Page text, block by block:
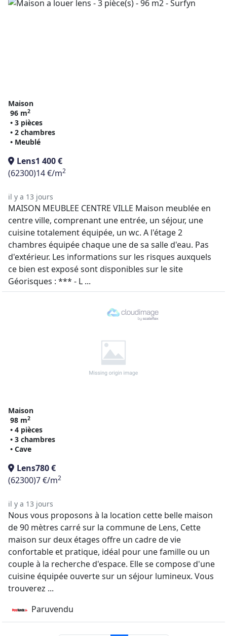
Maison
96 m2
• 3 pièces
• 2 chambres
• Meublé
Lens1 400 €
(62300)14 €/m2
il y a 13 jours
MAISON MEUBLEE CENTRE VILLE Maison meublée en
centre ville, comprenant une entrée, un séjour, une
cuisine totalement équipée, un wc. A l'étage 2
chambres équipée chaque une de sa salle d'eau. Pas
d'extérieur. Les informations sur les risques auxquels
ce bien est exposé sont disponibles sur le site
Géorisques : *** - L ...
Maison
98 m2
• 4 pièces
• 3 chambres
• Cave
Lens780 €
(62300)7 €/m2
il y a 13 jours
Nous vous proposons à la location cette belle maison
de 90 mètres carré sur la commune de Lens, Cette
maison sur deux étages offre un cadre de vie
confortable et pratique, idéal pour une famille ou un
couple à la recherche d'espace. Elle se compose d'une
cuisine équipée ouverte sur un séjour lumineux. Vous
trouverez ...
Paruvendu